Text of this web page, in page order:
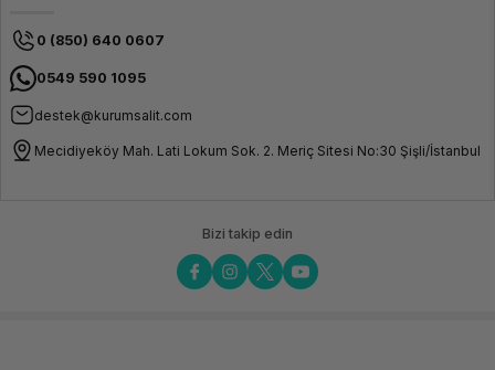
0 (850) 640 0607
0549 590 1095
destek@kurumsalit.com
Mecidiyeköy Mah. Lati Lokum Sok. 2. Meriç Sitesi No:30 Şişli/İstanbul
Bizi takip edin